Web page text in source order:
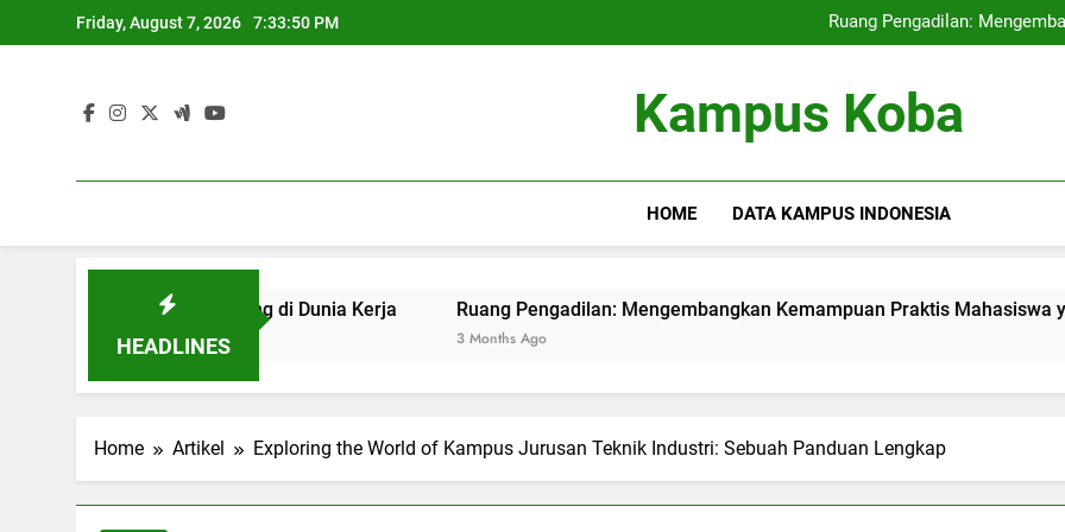
to
Friday, August 7, 2026 7:33:51 PM
Ruang Pengadilan:
Pendidikan Hybrid:
Ruang Pengadilan:
Pendidikan Hybrid:
Kampus Koba
HOME DATA KAMPUS INDONESIA
HEADLINES
Berdaya Saing di Dunia Kerja Ruang Pengadilan: Mengembangkan Kemampuan Praktis Mahasiswa yang
Home Artikel Exploring the World of Kampus Jurusan Teknik Industri: Sebuah Panduan Lengkap